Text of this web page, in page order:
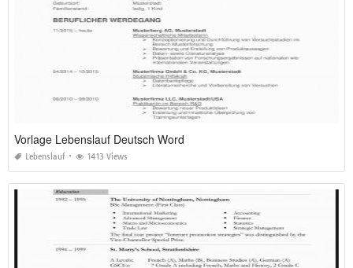
Vorlage Lebenslauf Deutsch Word
Lebenslauf 1413 Views